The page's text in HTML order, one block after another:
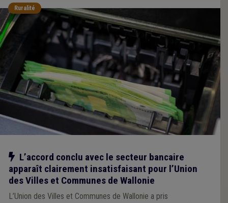
Ruralité
Notre action
L’accord conclu avec le secteur bancaire
apparaît clairement insatisfaisant pour l’Union
des Villes et Communes de Wallonie
L’Union des Villes et Communes de Wallonie a pris